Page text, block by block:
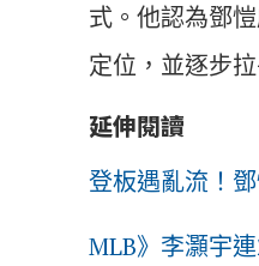
式。他認為鄧
定位，並逐步
延伸閱讀
登板遇亂流！
MLB》李灝宇